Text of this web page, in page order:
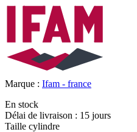
Marque : Ifam - france
En stock
Délai de livraison : 15 jours
Taille cylindre